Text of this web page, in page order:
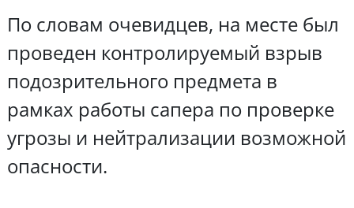
По словам очевидцев, на месте был
проведен контролируемый взрыв
подозрительного предмета в
рамках работы сапера по проверке
угрозы и нейтрализации возможной
опасности.